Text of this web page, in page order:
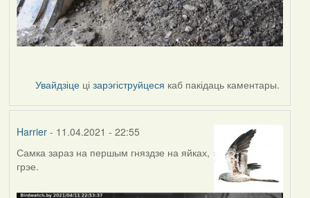
Увайдзіце цізарэгіструйцеся каб пакідаць каментары.
Harrier- 11.04.2021 - 22:55
Самка зараз на першым гняздзе на яйках,
грэе.